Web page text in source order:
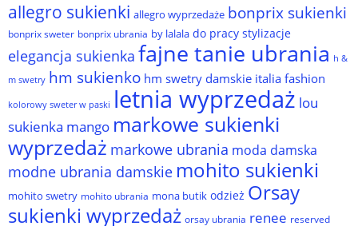
allegro sukienki allegro wyprzedaże bonprix sukienki
bonprix sweter bonprix ubrania by lalala do pracy stylizacje
elegancja sukienka fajne tanie ubrania h &
m swetry hm sukienko hm swetry damskie italia fashion
kolorowy sweter w paski letnia wyprzedaż lou
sukienka mango markowe sukienki
wyprzedaż markowe ubrania moda damska
modne ubrania damskie mohito sukienki
mohito swetry mohito ubrania mona butik odzież Orsay
sukienki wyprzedaż orsay ubrania renee reserved